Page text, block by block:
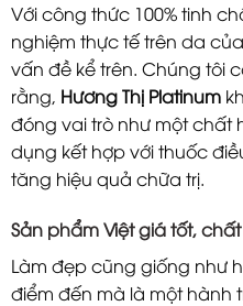
Với công thức 100% tinh
nghiệm thực tế trên da
vấn đề kể trên. Chúng tôi
rằng, Hương Thị Platinum
đóng vai trò như một chất
dụng kết hợp với thuốc
tăng hiệu quả chữa trị.
Sản phẩm Việt giá tốt,
Làm đẹp cũng giống như
điểm đến mà là một hành